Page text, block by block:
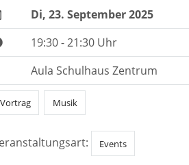
Di, 23. September 2025
19:30 - 21:30 Uhr
Aula Schulhaus Zentrum
Vortrag Musik
Events